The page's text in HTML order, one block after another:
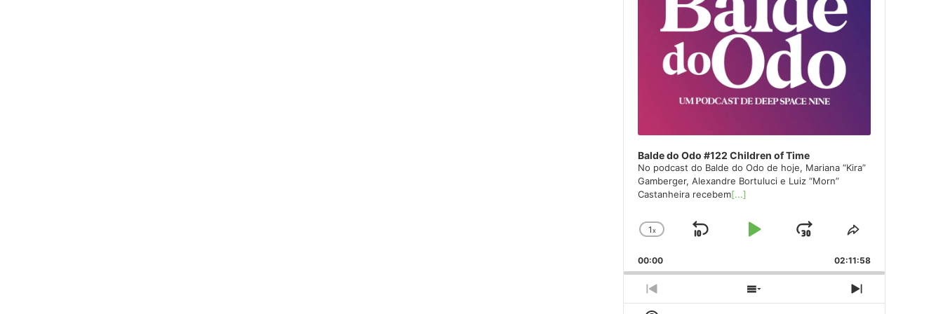
Balde do Odo #122 Children of Time
No podcast do Balde do Odo de hoje, Mariana “Kira”
Gamberger, Alexandre Bortuluci e Luiz “Morn”
Castanheira recebem[...]
Change
Rate
1x
Skip
Play
Jump
Forward
Share
Episode
00:00 02:11:58
Previous
Episode
Show
Next